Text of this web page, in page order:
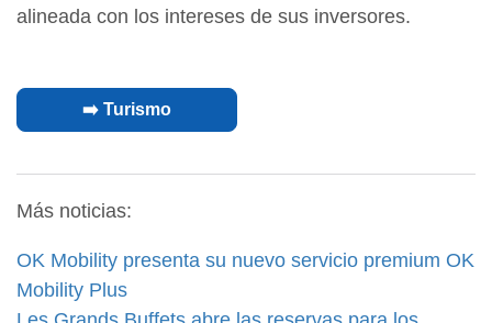
alineada con los intereses de sus inversores.
➡️ Turismo
Más noticias:
OK Mobility presenta su nuevo servicio premium OK
Mobility Plus